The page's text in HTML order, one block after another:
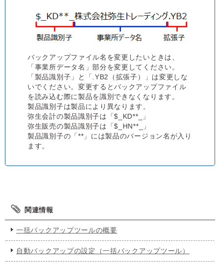
バックアップファイル名を変更したいときは、
「事業所データ名」部分を変更してください。
「製品識別子」と「.YB2（拡張子）」は変更しな
いでください。変更するとバックアップファイル
を読み込む際に製品を識別できなくなります。
製品識別子は製品により異なります。
弥生会計の製品識別子は「$_KD**_」
弥生販売の製品識別子は「$_HN**_」
製品識別子の「**」には製品のバージョン名が入り
ます。
関連情報
一括バックアップツールの概要
自動バックアップの設定（一括バックアップツール）